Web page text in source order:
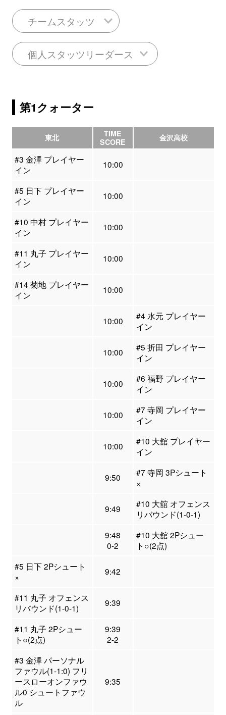
チームスタッツ
個人スタッツリーダース
第1クォーター
東北
TIME
SCORE
金沢高校
#3 金澤 プレイヤー
イン
10:00
#5 日下 プレイヤー
イン
10:00
#10 中村 プレイヤー
イン
10:00
#11 丸子 プレイヤー
イン
10:00
#14 菊地 プレイヤー
イン
10:00
10:00
#4 水元 プレイヤー
イン
10:00
#5 折田 プレイヤー
イン
10:00
#6 福野 プレイヤー
イン
10:00
#7 寺岡 プレイヤー
イン
10:00
#10 大舘 プレイヤー
イン
9:50
#7 寺岡 3Pシュート
×
9:49
#10 大舘 オフェンス
リバウンド(1-0-1)
9:48
0-2
#10 大舘 2Pシュー
ト○(2点)
#5 日下 2Pシュート
×
9:42
#11 丸子 オフェンス
リバウンド(1-0-1)
9:39
#11 丸子 2Pシュー
ト○(2点)
9:39
2-2
#3 金澤 パーソナル
ファウル(1-1:0) フリ
ースローオンファウ
ル0 シュートファウ
ル
9:35